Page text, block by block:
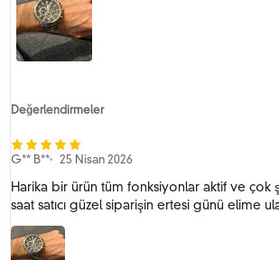
Değerlendirmeler
G** B** 25 Nisan 2026
Harika bir ürün tüm fonksiyonlar aktif ve
saat satıcı güzel siparişin ertesi günü elime